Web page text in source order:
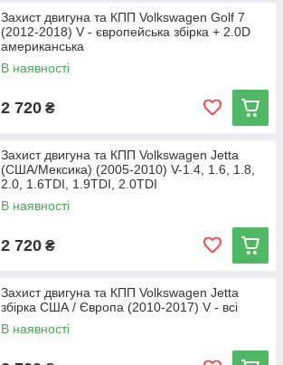
Захист двигуна та КПП Volkswagen Golf 7
(2012-2018) V - європейська збірка + 2.0D
американська
В наявності
2 720 ₴
Захист двигуна та КПП Volkswagen Jetta
(США/Мексика) (2005-2010) V-1.4, 1.6, 1.8,
2.0, 1.6TDI, 1.9TDI, 2.0TDI
В наявності
2 720 ₴
Захист двигуна та КПП Volkswagen Jetta
збірка США / Європа (2010-2017) V - всі
В наявності